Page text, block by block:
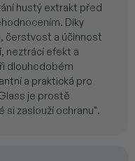
hustý extrakt před
Díky
čerstvost a účinnost
neztrácí efekt a
dlouhodobém
a praktická pro
je prostě
si zaslouží ochranu".